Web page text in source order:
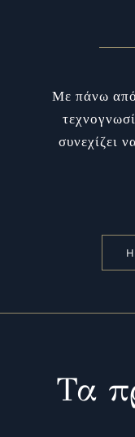
Με πάνω από
συνεχίζει
Τα